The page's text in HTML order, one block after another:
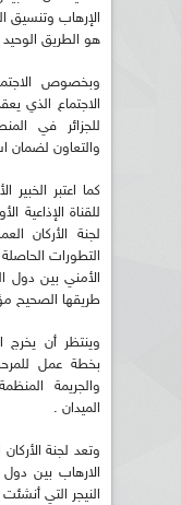
الإرهاب وتنسيق
هو الطريق
وبخصوص
الاجتماع الذي
للجزائر في
والتعاون لضمان
كما اعتبر
للقناة الإذاعية
لجنة الأركان
التطورات
الأمني بين دول
طريقها الصحيح
وينتظر أن
بخطة عمل
والجريمة
الميدان .
وتعد لجنة
الارهاب بين دول